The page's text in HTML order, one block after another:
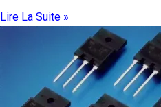
Lire La Suite »